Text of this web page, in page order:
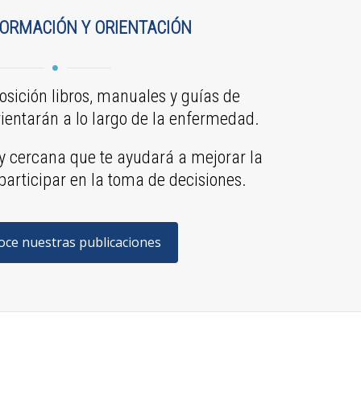
Y ORIENTACIÓN
libros, manuales y guías de
a lo largo de la enfermedad.
cercana que te ayudará a mejorar la
en la toma de decisiones.
nuestras publicaciones